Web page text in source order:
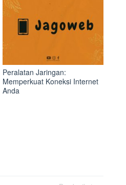
Peralatan Jaringan:
Memperkuat Koneksi Internet
Anda